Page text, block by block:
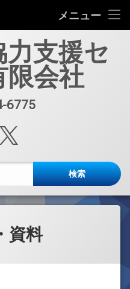
メニュー
第33回）
介
力支援セ
限会社
6775
資料